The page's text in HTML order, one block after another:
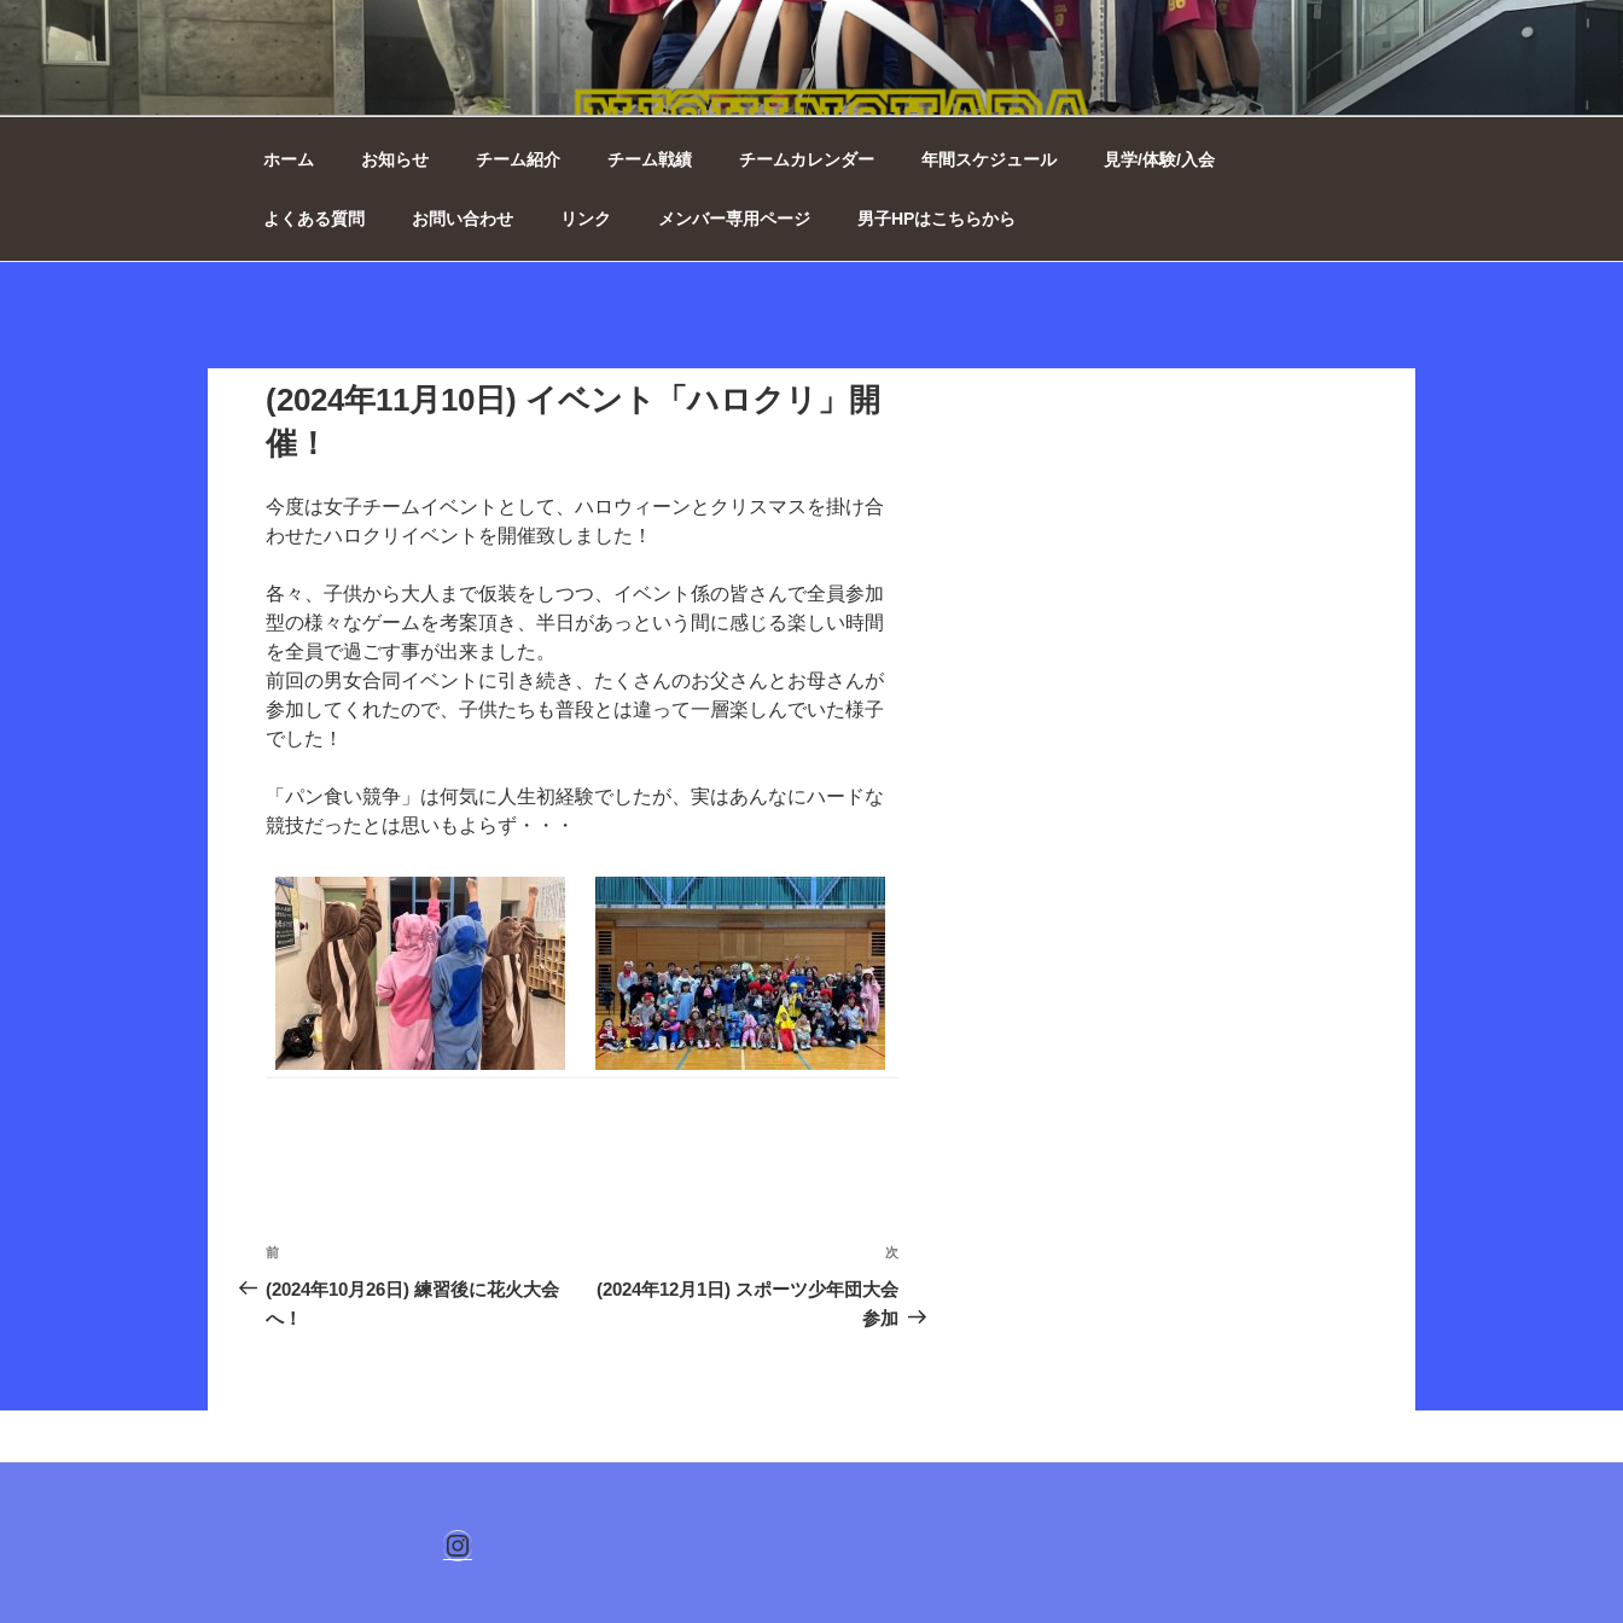
コ
ン
西の原ドルフィンズ女子 ｜ 千葉県印西市ミニバスケット
ボール
ホーム お知らせ チーム紹介 チーム戦績 チームカレンダー 年間スケジュール 見学/体験/入会
よくある質問 お問い合わせ リンク メンバー専用ページ 男子HPはこちらから
(2024年11月10日) イベント「ハロクリ」開
催！
今度は女子チームイベントとして、ハロウィーンとクリスマスを掛け合
わせたハロクリイベントを開催致しました！
各々、子供から大人まで仮装をしつつ、イベント係の皆さんで全員参加
型の様々なゲームを考案頂き、半日があっという間に感じる楽しい時間
を全員で過ごす事が出来ました。
前回の男女合同イベントに引き続き、たくさんのお父さんとお母さんが
参加してくれたので、子供たちも普段とは違って一層楽しんでいた様子
でした！
「パン食い競争」は何気に人生初経験でしたが、実はあんなにハードな
競技だったとは思いもよらず・・・
投
稿
ナ
ー
前
の
投
前
(2024年10月26日) 練習後に花火大会
へ！
次
の
投
次
(2024年12月1日) スポーツ少年団大会
参加
Instagram